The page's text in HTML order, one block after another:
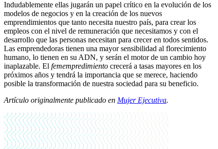
Indudablemente ellas jugarán un papel crítico en la evolución de los
modelos de negocios y en la creación de los nuevos
emprendimientos que tanto necesita nuestro país, para crear los
empleos con el nivel de remuneración que necesitamos y con el
desarrollo que las personas necesitan para crecer en todos sentidos.
Las emprendedoras tienen una mayor sensibilidad al florecimiento
humano, lo tienen en su ADN, y serán el motor de un cambio hoy
inaplazable. El femempredimiento crecerá a tasas mayores en los
próximos años y tendrá la importancia que se merece, haciendo
posible la transformación de nuestra sociedad para su beneficio.
Artículo originalmente publicado en Mujer Ejecutiva.